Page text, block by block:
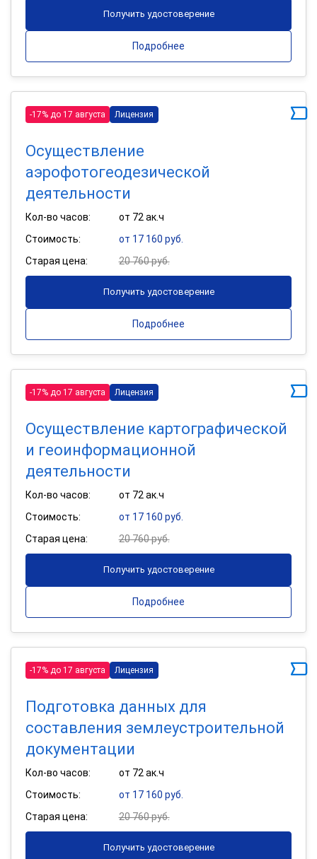
Получить удостоверение
Подробнее
-17% до 17 августа Лицензия
Осуществление
аэрофотогеодезической
деятельности
Кол-во часов:
от 72 ак.ч
Стоимость:
от 17 160 руб.
Старая цена:
20 760 руб.
Получить удостоверение
Подробнее
-17% до 17 августа Лицензия
Осуществление картографической
и геоинформационной
деятельности
Кол-во часов:
от 72 ак.ч
Стоимость:
от 17 160 руб.
Старая цена:
20 760 руб.
Получить удостоверение
Подробнее
-17% до 17 августа Лицензия
Подготовка данных для
составления землеустроительной
документации
Кол-во часов:
от 72 ак.ч
Стоимость:
от 17 160 руб.
Старая цена:
20 760 руб.
Получить удостоверение